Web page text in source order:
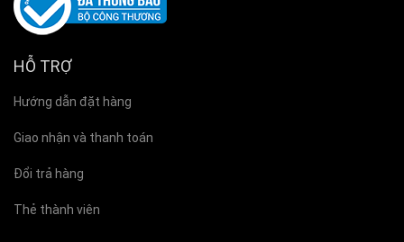
HỖ TRỢ
Hướng dẫn đặt hàng
Giao nhận và thanh toán
Đổi trả hàng
Thẻ thành viên